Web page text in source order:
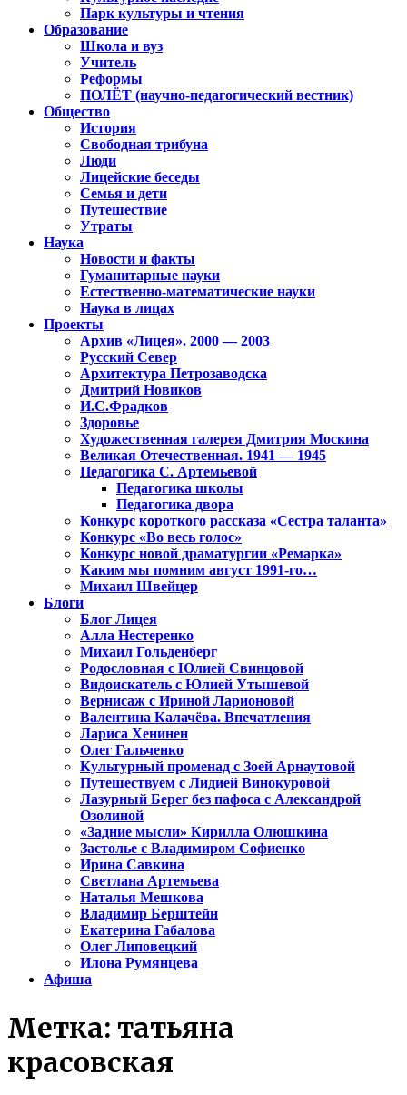
Парк культуры и чтения
Образование
Школа и вуз
Учитель
Реформы
ПОЛЁТ (научно-педагогический вестник)
Общество
История
Свободная трибуна
Люди
Лицейские беседы
Семья и дети
Путешествие
Утраты
Наука
Новости и факты
Гуманитарные науки
Естественно-математические науки
Наука в лицах
Проекты
Архив «Лицея». 2000 — 2003
Русский Север
Архитектура Петрозаводска
Дмитрий Новиков
И.С.Фрадков
Здоровье
Художественная галерея Дмитрия Москина
Великая Отечественная. 1941 — 1945
Педагогика С. Артемьевой
Педагогика школы
Педагогика двора
Конкурс короткого рассказа «Сестра таланта»
Конкурс «Во весь голос»
Конкурс новой драматургии «Ремарка»
Каким мы помним август 1991-го…
Михаил Швейцер
Блоги
Блог Лицея
Алла Нестеренко
Михаил Гольденберг
Родословная с Юлией Свинцовой
Видоискатель с Юлией Утышевой
Вернисаж с Ириной Ларионовой
Валентина Калачёва. Впечатления
Лариса Хенинен
Олег Гальченко
Культурный променад с Зоей Арнаутовой
Путешествуем с Лидией Винокуровой
Лазурный Берег без пафоса с Александрой
Озолиной
«Задние мысли» Кирилла Олюшкина
Застолье с Владимиром Софиенко
Ирина Савкина
Светлана Артемьева
Наталья Мешкова
Владимир Берштейн
Екатерина Габалова
Олег Липовецкий
Илона Румянцева
Афиша
Метка: татьяна
красовская